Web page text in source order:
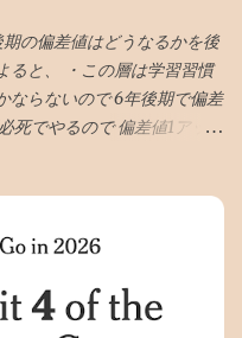
クセスし、バックアップを
の偏差値はどうなるかを後
ると、 ・この層は学習習慣
ならないので 6年後期で偏差
死でやるので 偏差値1アップ
差値出しやすくなるとい
大きいかも タイトルへの回
72→73 71→73 70→73
68→70 68→69 68→69 ◆6